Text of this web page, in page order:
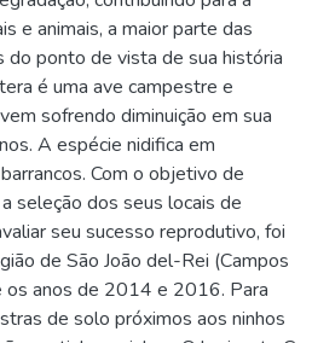
e animais, a maior parte das
do ponto de vista de sua história
é uma ave campestre e
sofrendo diminuição em sua
A espécie nidifica em
Com o objetivo de
seleção dos seus locais de
seu sucesso reprodutivo, foi
de São João del-Rei (Campos
anos de 2014 e 2016. Para
de solo próximos aos ninhos